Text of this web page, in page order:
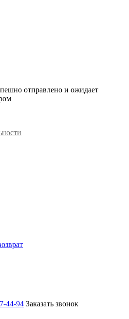
отправлено и ожидает
44-94 Заказать звонок